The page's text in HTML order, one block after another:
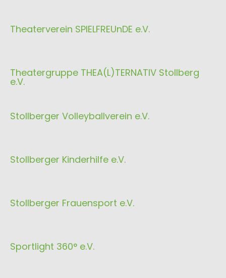
Theaterverein SPIELFREUnDE e.V.
Theatergruppe THEA(L)TERNATIV Stollberg
e.V.
Stollberger Volleyballverein e.V.
Stollberger Kinderhilfe e.V.
Stollberger Frauensport e.V.
Sportlight 360° e.V.